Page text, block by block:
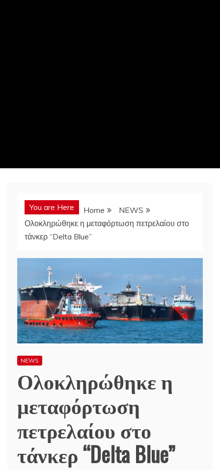
You are Here Home
NEWS
Ολοκληρώθηκε η μεταφόρτωση πετρελαίου στο
τάνκερ “Delta Blue”
NEWS
Ολοκληρώθηκε η
μεταφόρτωση
πετρελαίου στο
τάνκερ “Delta Blue”